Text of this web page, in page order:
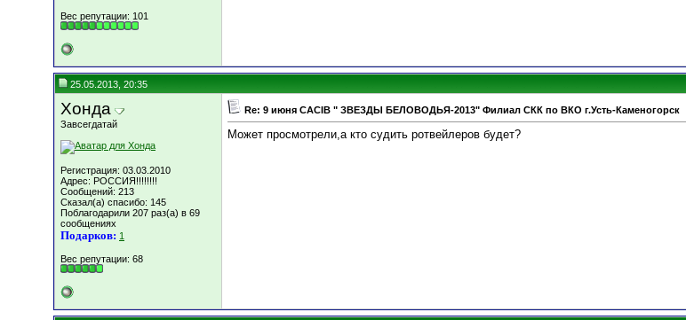
Вес репутации: 101
25.05.2013, 20:35
Хонда
Завсегдатай
Регистрация: 03.03.2010
Адрес: РОССИЯ!!!!!!!!
Сообщений: 213
Сказал(а) спасибо: 145
Поблагодарили 207 раз(а) в 69
сообщениях
Подарков: 1
Вес репутации: 68
Re: 9 июня СACIB " ЗВЕЗДЫ БЕЛОВОДЬЯ-2013" Филиал СКК по ВКО г.Усть-Каменогорск
Может просмотрели,а кто судить ротвейлеров будет?